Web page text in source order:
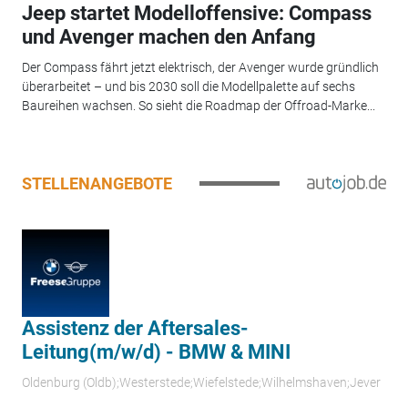
Jeep startet Modelloffensive: Compass
und Avenger machen den Anfang
Der Compass fährt jetzt elektrisch, der Avenger wurde gründlich
überarbeitet – und bis 2030 soll die Modellpalette auf sechs
Baureihen wachsen. So sieht die Roadmap der Offroad-Marke...
STELLENANGEBOTE
Assistenz der Aftersales-
Leitung(m/w/d) - BMW & MINI
Oldenburg (Oldb);Westerstede;Wiefelstede;Wilhelmshaven;Jever